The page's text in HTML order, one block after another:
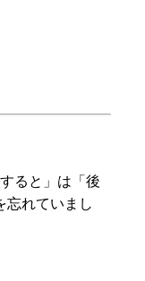
ると」は「後
忘れていまし